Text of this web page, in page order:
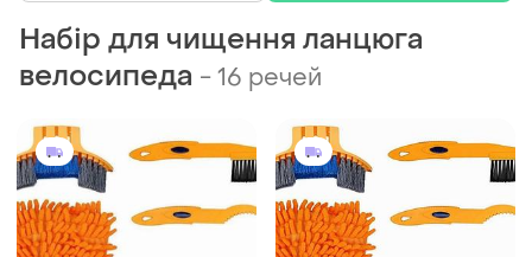
Набір для чищення ланцюга
велосипеда -16 речей